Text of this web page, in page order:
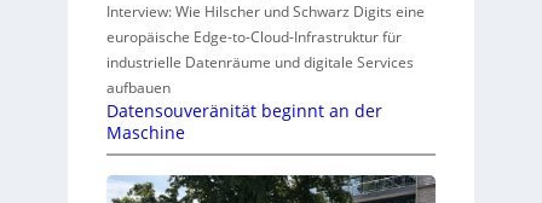
Interview: Wie Hilscher und Schwarz Digits eine
europäische Edge-to-Cloud-Infrastruktur für
industrielle Datenräume und digitale Services
aufbauen
Datensouveränität beginnt an der
Maschine